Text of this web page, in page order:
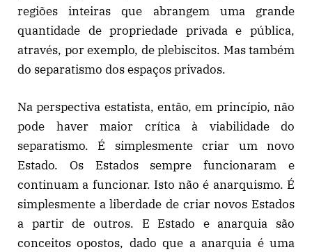
regiões inteiras que abrangem uma grande
quantidade de propriedade privada e pública,
através, por exemplo, de plebiscitos. Mas também
do separatismo dos espaços privados.
Na perspectiva estatista, então, em princípio, não
pode haver maior crítica à viabilidade do
separatismo. É simplesmente criar um novo
Estado. Os Estados sempre funcionaram e
continuam a funcionar. Isto não é anarquismo. É
simplesmente a liberdade de criar novos Estados
a partir de outros. E Estado e anarquia são
conceitos opostos, dado que a anarquia é uma